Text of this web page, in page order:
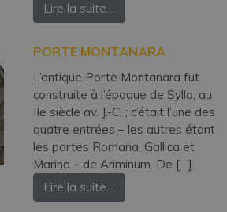
Lire la suite…
PORTE MONTANARA
L’antique Porte Montanara fut
construite à l’époque de Sylla, au
IIe siècle av. J.-C. ; c’était l’une des
quatre entrées – les autres étant
les portes Romana, Gallica et
Marina – de Ariminum. De […]
Lire la suite…